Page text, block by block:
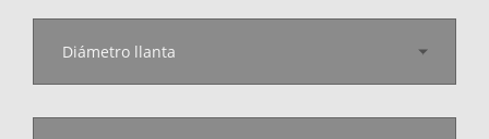
Diámetro llanta